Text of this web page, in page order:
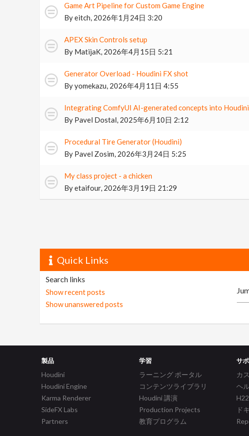
Game Art Pipeline for Custom Game Engine
Byeitch, 2026年1月24日 3:20
APEX Skin Controls setup
By MatijaK, 2026年4月15日 5:21
Generator Overload - Houdini FX shot
Byyomekazu, 2026年4月11日 4:55
Integrating ComfyUI AI-generated concepts into Houdini
By Pavel Dostal, 2025年6月10日 2:12
Procedural Tire Generator (Houdini)
By Pavel Zosim, 2026年3月24日 5:25
My class project - a chicken
Byetaifour, 2026年3月19日 21:29
Quick Links
Search links
Show recent posts
Show unanswered posts
製品
Houdini
Houdini Engine
Karma Renderer
SideFX Labs
Partners
学習
ラーニング ポータル
コンテンツライブラリ
Houdini 講演
Production Projects
教育プログラム
サ
カ
ヘ
ド